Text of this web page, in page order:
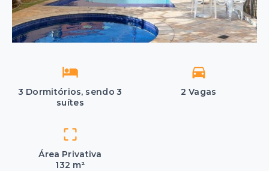
3 Dormitórios, sendo 3
suítes
2 Vagas
Área Privativa
132 m²